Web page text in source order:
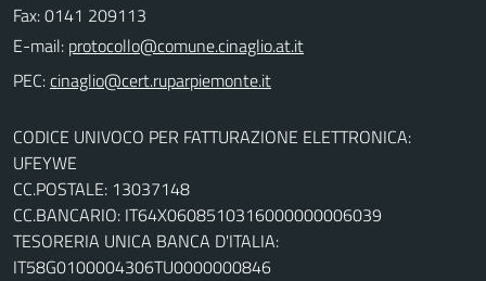
Fax: 0141 209113
E-mail:
PEC:
CODICE UNIVOCO PER FATTURAZIONE ELETTRONICA:
UFEYWE
CC.POSTALE: 13037148
CC.BANCARIO: IT64X0608510316000000006039
TESORERIA UNICA BANCA D'ITALIA:
IT58G0100004306TU0000000846